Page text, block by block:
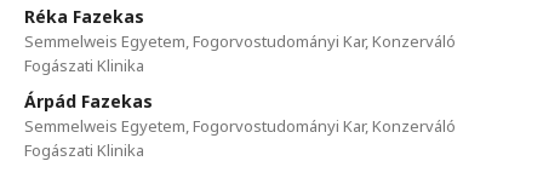
Réka Fazekas
Semmelweis Egyetem, Fogorvostudományi Kar, Konzerváló
Fogászati Klinika
Árpád Fazekas
Semmelweis Egyetem, Fogorvostudományi Kar, Konzerváló
Fogászati Klinika